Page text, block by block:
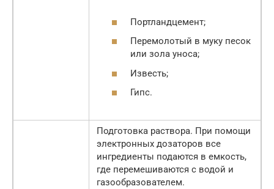
Портландцемент;
Перемолотый в муку песок
или зола уноса;
Известь;
Гипс.
Подготовка раствора. При помощи
электронных дозаторов все
ингредиенты подаются в емкость,
где перемешиваются с водой и
газообразователем.